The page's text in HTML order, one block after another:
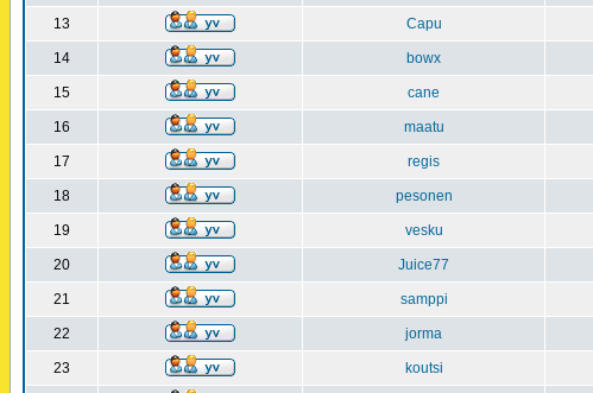
13 Capu
14 bowx
15 cane
16 maatu
17 regis
18 pesonen
19 vesku
20 Juice77
21 samppi
22 jorma
23 koutsi